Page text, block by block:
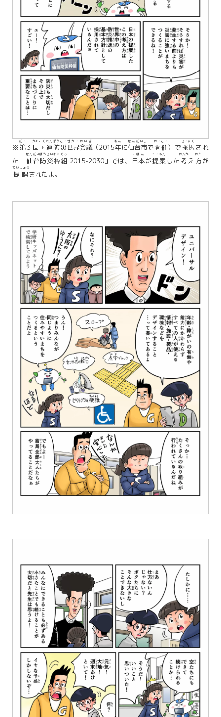
※第
だい
３ 回
かい
国連
こくれん
防災
ぼうさい
世界
せかい
会議
かいぎ
（2015年
ねん
に仙台市
せんだいし
で開催
かいさい
）で採択
さいたく
され
た「仙台
せんだい
防災
ぼうさい
枠組
わくぐみ
2015-2030」では、 日本
にほん
が提案
ていあん
した 考
かんが
え 方
かた
が
提唱
ていしょう
されたよ。